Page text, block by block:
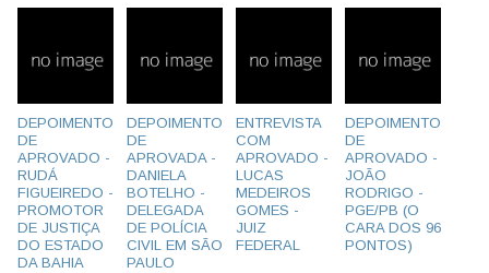
DEPOIMENTO
DE
APROVADO -
RUDÁ
FIGUEIREDO -
PROMOTOR
DE JUSTIÇA
DO ESTADO
DA BAHIA
DEPOIMENTO
DE
APROVADA -
DANIELA
BOTELHO -
DELEGADA
DE POLÍCIA
CIVIL EM SÃO
PAULO
ENTREVISTA
COM
APROVADO -
LUCAS
MEDEIROS
GOMES -
JUIZ
FEDERAL
DEPOIMENTO
DE
APROVADO -
JOÃO
RODRIGO -
PGE/PB (O
CARA DOS 96
PONTOS)